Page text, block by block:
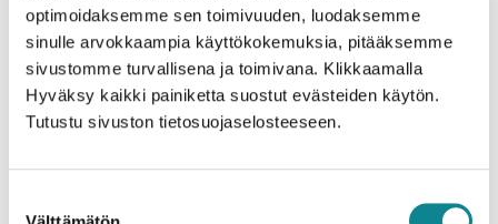
optimoidaksemme sen toimivuuden, luodaksemme
sinulle arvokkaampia käyttökokemuksia, pitääksemme
sivustomme turvallisena ja toimivana. Klikkaamalla
Hyväksy kaikki painiketta suostut evästeiden käytön.
Tutustu sivuston tietosuojaselosteeseen.